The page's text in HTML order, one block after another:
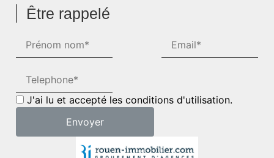
Être rappelé
J'ai lu et accepté les conditions d'utilisation.